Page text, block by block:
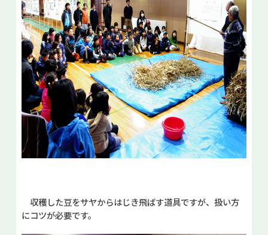
収穫した豆をサヤからはじき飛ばす道具ですが、扱い方
にコツが必要です。